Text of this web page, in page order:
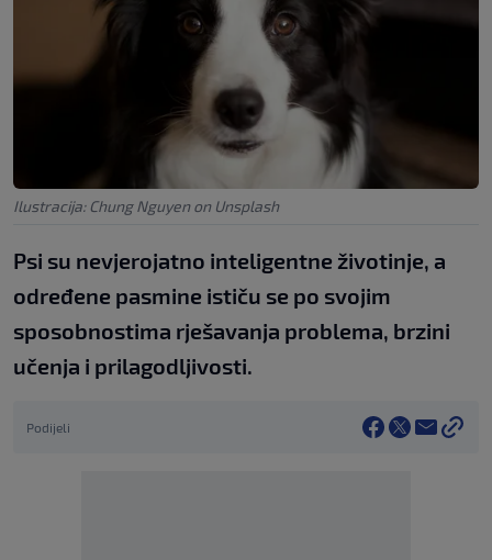
Ilustracija: Chung Nguyen on Unsplash
Psi su nevjerojatno inteligentne životinje, a
određene pasmine ističu se po svojim
sposobnostima rješavanja problema, brzini
učenja i prilagodljivosti.
Podijeli